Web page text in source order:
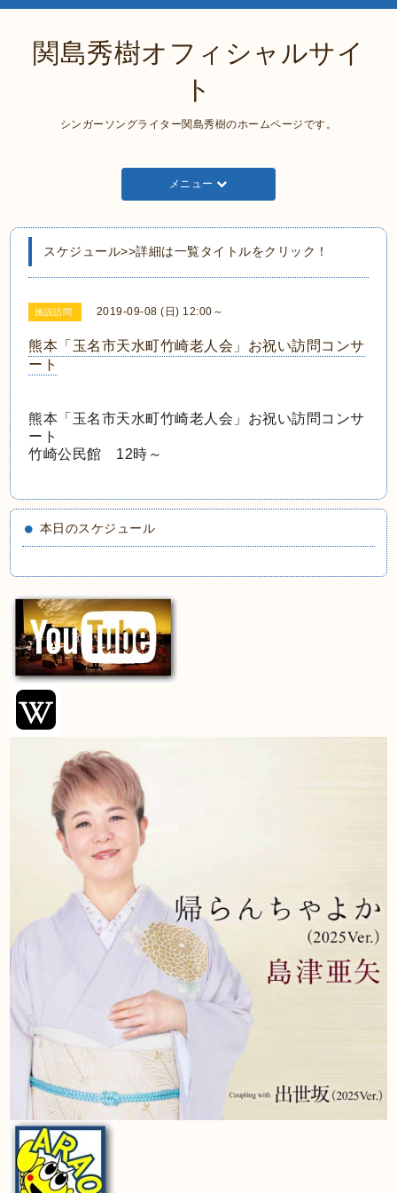
関島秀樹オフィシャルサイ
ト
シンガーソングライター関島秀樹のホームページです。
メニュー
スケジュール>>詳細は一覧タイトルをクリック！
施設訪問 2019-09-08 (日) 12:00～
熊本「玉名市天水町竹崎老人会」お祝い訪問コンサ
ート
熊本「玉名市天水町竹崎老人会」お祝い訪問コンサ
ート
竹崎公民館　12時～
本日のスケジュール